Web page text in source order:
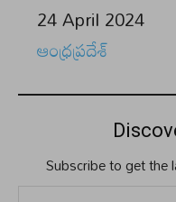
Date
24 April 2024
In relation to
ఆంధ్రప్రదేశ్
Subscribe to get